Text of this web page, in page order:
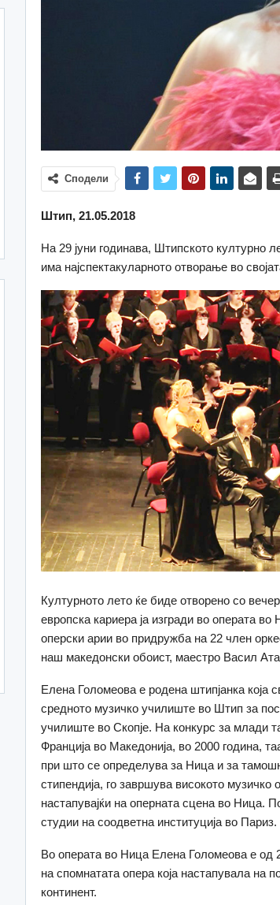
Сподели
Штип, 21.05.2018
На 29 јуни годинава, Штипското културно
има најспектакуларното отворање во
Културното лето ќе биде отворено со
европска кариера ја изгради во операта
оперски арии во придружба на 22 член
наш македонски обоист, маестро Васил
Елена Голомеова е родена штипјанка која
средното музичко училиште во Штип за
училиште во Скопје. На конкурс за млади
Франција во Македонија, во 2000 година,
при што се определува за Ница и за
стипендија, го завршува високото
настапувајќи на оперната сцена во Ница.
студии на соодветна институција во Париз.
Во операта во Ница Елена Голомеова е од
на спомнатата опера која настапувала на
континент.